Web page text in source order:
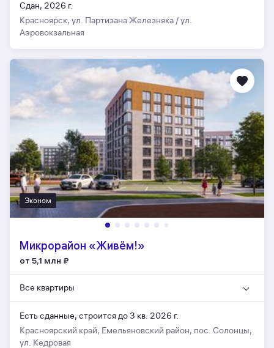
Сдан, 2026 г.
Красноярск, ул. Партизана Железняка / ул.
Аэровокзальная
Эконом
Микрорайон «Живём!»
от 5,1 млн ₽
Все квартиры
Есть сданные, строится до 3 кв. 2026 г.
Красноярский край, Емельяновский район, пос. Солонцы,
ул. Кедровая